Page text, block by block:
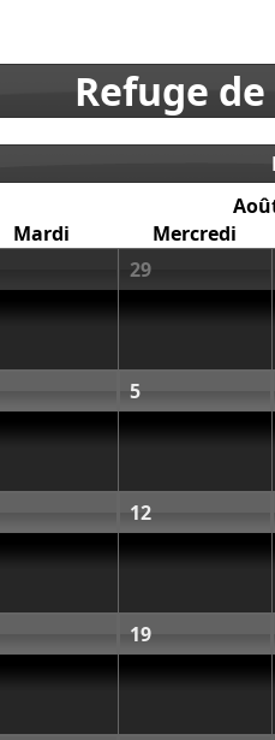
Refuge
Mardi
Mercredi
29
5
12
19